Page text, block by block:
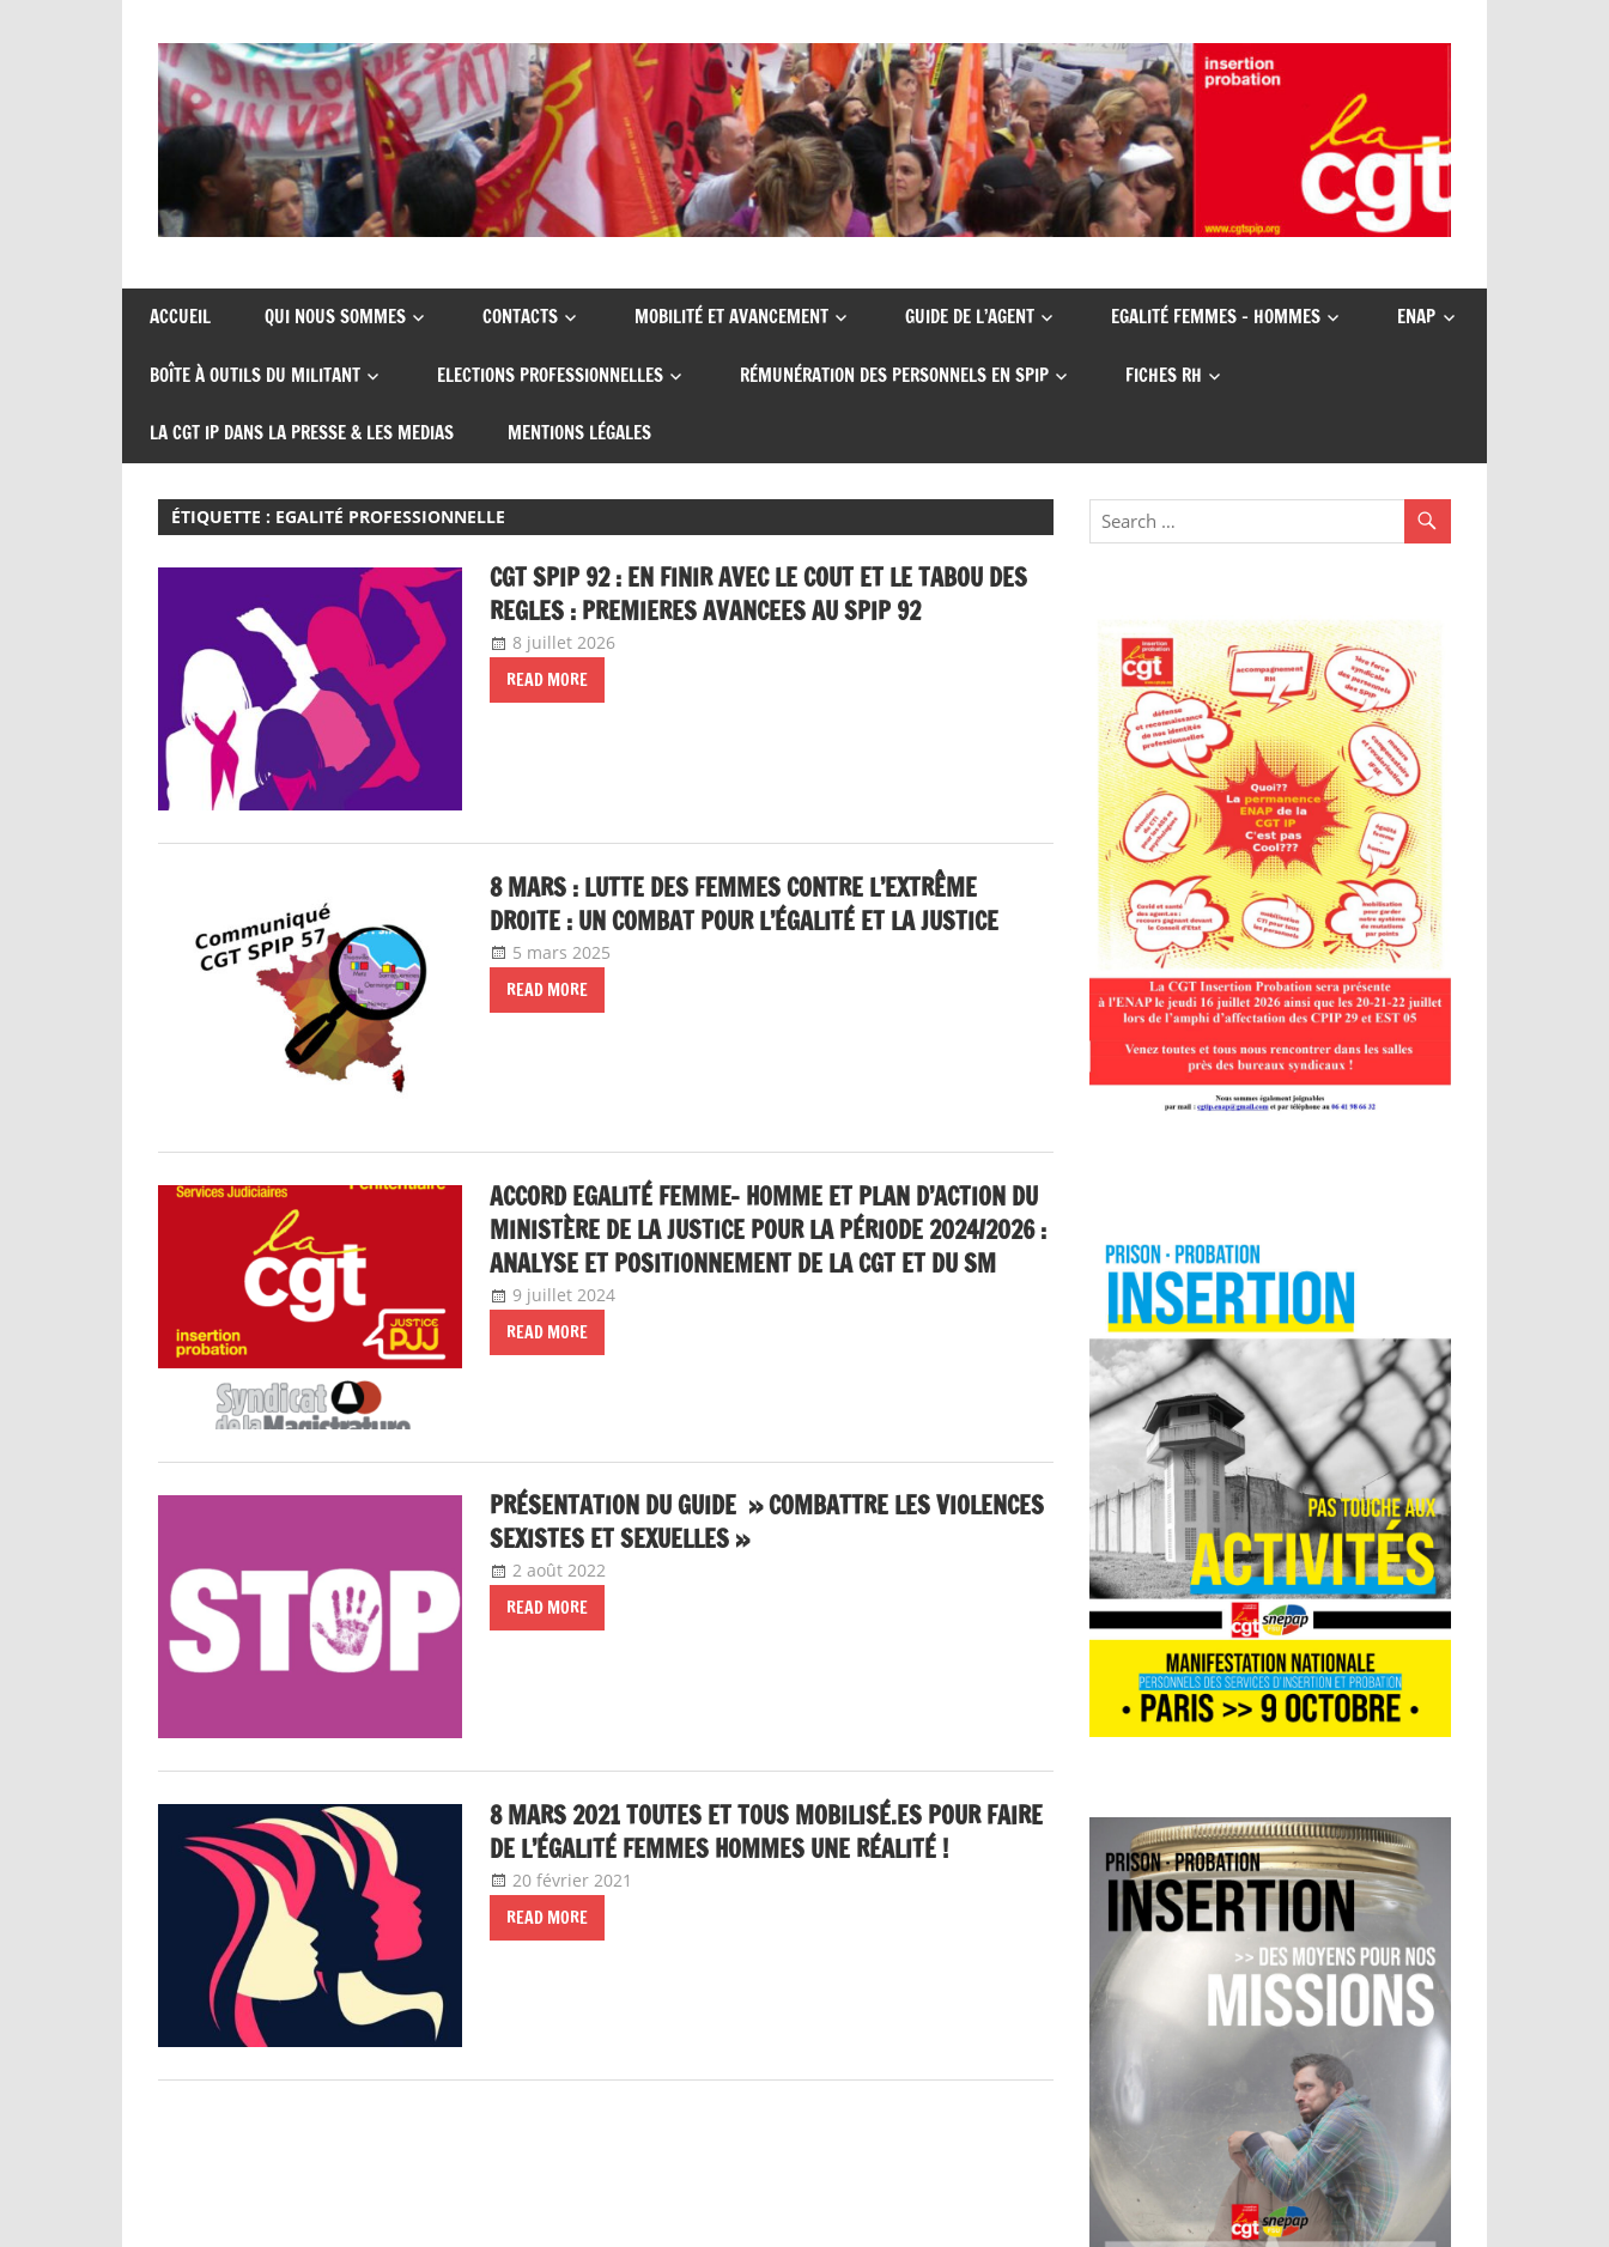
content
CGT
insertion
probation
de
syndicats
insertion
ACCUEIL QUI NOUS SOMMES CONTACTS MOBILITÉ ET AVANCEMENT GUIDE DE L’AGENT EGALITÉ FEMMES – HOMMES ENAP
BOÎTE À OUTILS DU MILITANT ELECTIONS PROFESSIONNELLES RÉMUNÉRATION DES PERSONNELS EN SPIP FICHES RH
LA CGT IP DANS LA PRESSE & LES MEDIAS MENTIONS LÉGALES
ÉTIQUETTE : EGALITÉ PROFESSIONNELLE
CGT SPIP 92 : EN FINIR AVEC LE COUT ET LE TABOU DES
REGLES : PREMIERES AVANCEES AU SPIP 92
8 juillet 2026
READ MORE
8 MARS : LUTTE DES FEMMES CONTRE L’EXTRÊME
DROITE : UN COMBAT POUR L’ÉGALITÉ ET LA JUSTICE
5 mars 2025
READ MORE
ACCORD EGALITÉ FEMME- HOMME ET PLAN D’ACTION DU
MINISTÈRE DE LA JUSTICE POUR LA PÉRIODE 2024/2026 :
ANALYSE ET POSITIONNEMENT DE LA CGT ET DU SM
9 juillet 2024 Egalité femmes - hommes,Egalité professionnelle entre les femmes et les hommes,
Lutte contre les violences sexistes et sexuelles
READ MORE
PRÉSENTATION DU GUIDE » COMBATTRE LES VIOLENCES
SEXISTES ET SEXUELLES »
2 août 2022
READ MORE
8 MARS 2021 TOUTES ET TOUS MOBILISÉ.ES POUR FAIRE
DE L’ÉGALITÉ FEMMES HOMMES UNE RÉALITÉ !
20 février 2021 Egalité professionnelle entre les femmes et les hommes, nos communiqués
READ MORE